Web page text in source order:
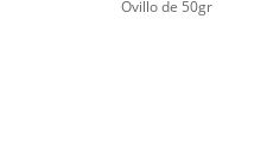
Ovillo de 50gr